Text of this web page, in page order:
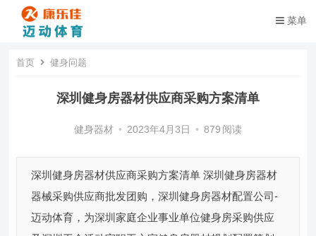
菜单
首页 健身问题
深圳健身房器材供应商采购方案清单
健身器材 • 2023年4月3日 • 879 阅读
深圳健身房器材供应商采购方案清单 深圳健身房器材
器械采购供应商批发团购，深圳健身房器材配置公司-
迈动体育，为深圳家庭企业事业单位健身房采购供应